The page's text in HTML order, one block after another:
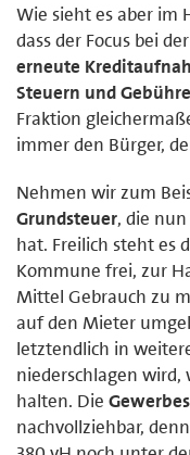
Wie sieht es aber im
dass der Focus bei
erneute
Steuern und
Fraktion
immer den Bürger,
Nehmen wir zum
Grundsteuer, die
hat. Freilich steht es
Kommune frei, zur
Mittel Gebrauch zu
auf den Mieter
letztendlich in
niederschlagen
halten. Die
nachvollziehbar,